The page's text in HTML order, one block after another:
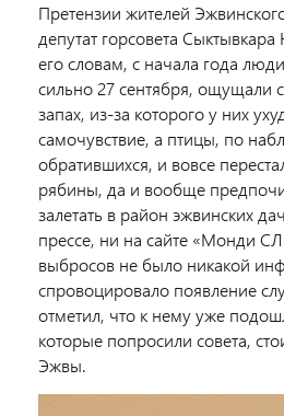
Претензии жителей
депутат горсовета
его словам, с начала года
сильно 27 сентября, ощущали
запах, из-за которого у них
самочувствие, а птицы, по
обратившихся, и вовсе
рябины, да и вообще
залетать в район эжвинских
прессе, ни на сайте «Монди
выбросов не было никакой
спровоцировало появление
отметил, что к нему уже
которые попросили совета,
Эжвы.